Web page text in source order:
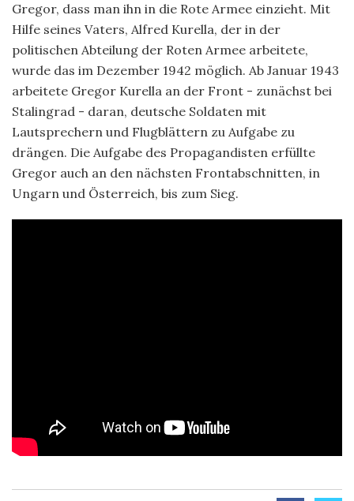
Gregor, dass man ihn in die Rote Armee einzieht. Mit
Hilfe seines Vaters, Alfred Kurella, der in der
politischen Abteilung der Roten Armee arbeitete,
wurde das im Dezember 1942 möglich. Ab Januar 1943
arbeitete Gregor Kurella an der Front - zunächst bei
Stalingrad - daran, deutsche Soldaten mit
Lautsprechern und Flugblättern zu Aufgabe zu
drängen. Die Aufgabe des Propagandisten erfüllte
Gregor auch an den nächsten Frontabschnitten, in
Ungarn und Österreich, bis zum Sieg.